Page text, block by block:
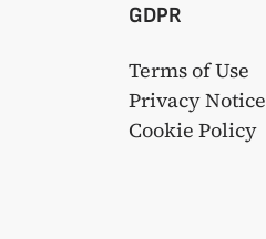
GDPR
Terms of Use
Privacy Notice
Cookie Policy